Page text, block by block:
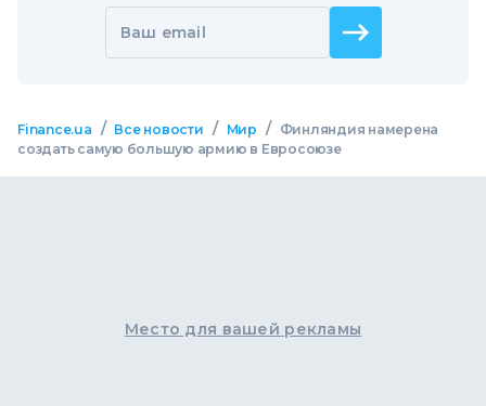
Ваш email
Finance.ua / Все новости / Мир /
Финляндия намерена
создать самую большую армию в Евросоюзе
Место для вашей рекламы